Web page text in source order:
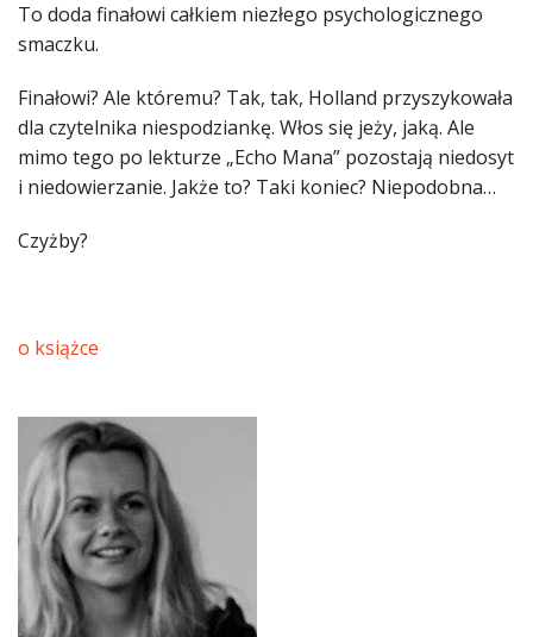
To doda finałowi całkiem niezłego psychologicznego
smaczku.
Finałowi? Ale któremu? Tak, tak, Holland przyszykowała
dla czytelnika niespodziankę. Włos się jeży, jaką. Ale
mimo tego po lekturze „Echo Mana” pozostają niedosyt
i niedowierzanie. Jakże to? Taki koniec? Niepodobna…
Czyżby?
o książce